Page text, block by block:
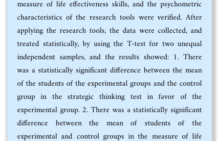
measure of life effectiveness skills, and the psychometric
characteristics of the research tools were verified. After
applying the research tools, the data were collected, and
treated statistically, by using the T-test for two unequal
independent samples, and the results showed: 1. There
was a statistically significant difference between the mean
of the students of the experimental groups and the control
group in the strategic thinking test in favor of the
experimental group. 2. There was a statistically significant
difference between the mean of students of the
experimental and control groups in the measure of life